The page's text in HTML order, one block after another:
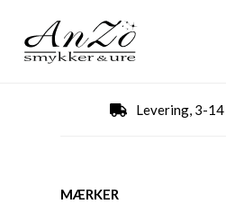
Levering, 3-
MÆRKER